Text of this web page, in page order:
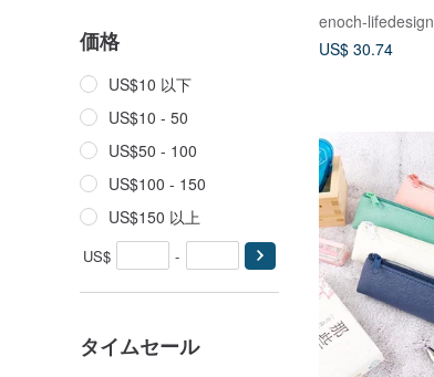
価格
US$10 以下
US$10 - 50
US$50 - 100
US$100 - 150
US$150 以上
US$ -
タイムセール
enoch-lifedesign
US$ 30.74